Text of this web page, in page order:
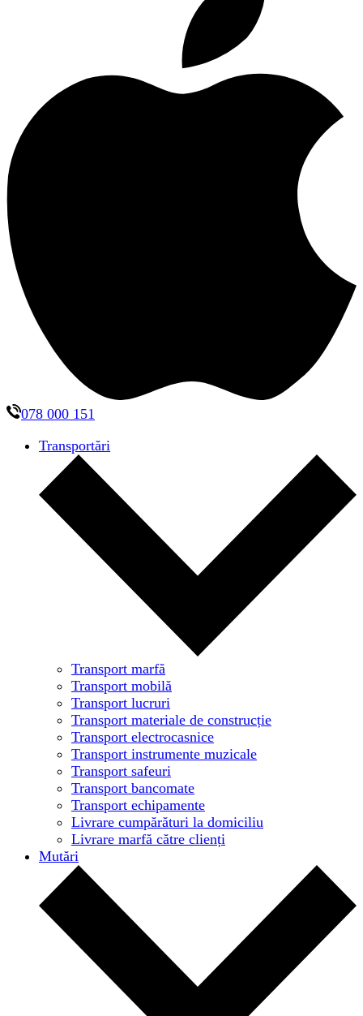
078 000 151
Transportări
Transport marfă
Transport mobilă
Transport lucruri
Transport materiale de construcție
Transport electrocasnice
Transport instrumente muzicale
Transport safeuri
Transport bancomate
Transport echipamente
Livrare cumpărături la domiciliu
Livrare marfă către clienți
Mutări